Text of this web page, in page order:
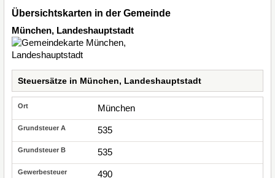
Übersichtskarten in der Gemeinde
München, Landeshauptstadt
Steuersätze in München, Landeshauptstadt
München
535
535
490